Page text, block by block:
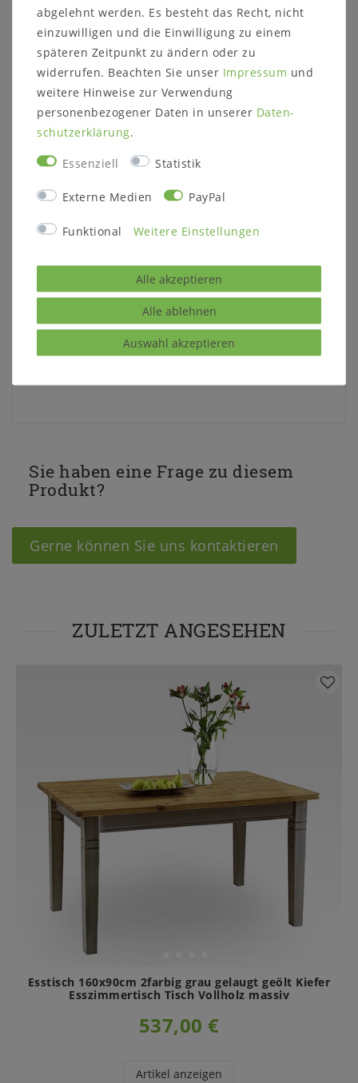
Beschreibung:Esstisch rechteckig 160x90 cm
wahlweise auch mit 1
Ansteckplatte (210x90 cm)
oder mit 2 Ansteckplatte
(260x90 cm)
cm
Höhe bis zur Unterkante der
Breite zwischen den
Tischbeinen: 133 / 63 cm
Kiefer massiv
2-farbig weiß / grau lackiert
Sie haben eine Frage zu diesem
Produkt?
Gerne können Sie uns kontaktieren
ZULETZT ANGESEHEN
Esstisch 160x90cm 2farbig grau gelaugt geölt Kiefer
Esszimmertisch Tisch Vollholz massiv
537,00 €
Artikel anzeigen
abgelehnt werden. Es besteht das Recht, nicht
einzuwilligen und die Einwilligung zu einem
späteren Zeitpunkt zu ändern oder zu
widerrufen. Beachten Sie unser Impressum und
weitere Hinweise zur Verwendung
personenbezogener Daten in unserer Daten­
schutz­erklärung.
Essenziell Statistik
Externe Medien PayPal
Funktional Weitere Einstellungen
Alle akzeptieren
Alle ablehnen
Auswahl akzeptieren